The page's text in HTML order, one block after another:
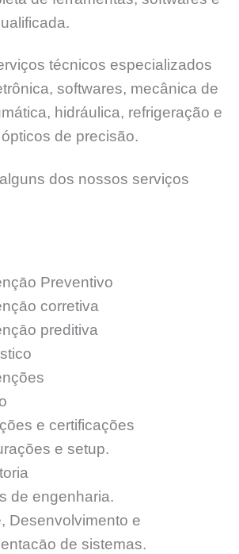
técnicos especializados
softwares, mecânica de
hidráulica, refrigeração e
de precisão.
dos nossos serviços
Preventivo
corretiva
preditiva
e certificações
e setup.
de engenharia.
Desenvolvimento e
de sistemas.